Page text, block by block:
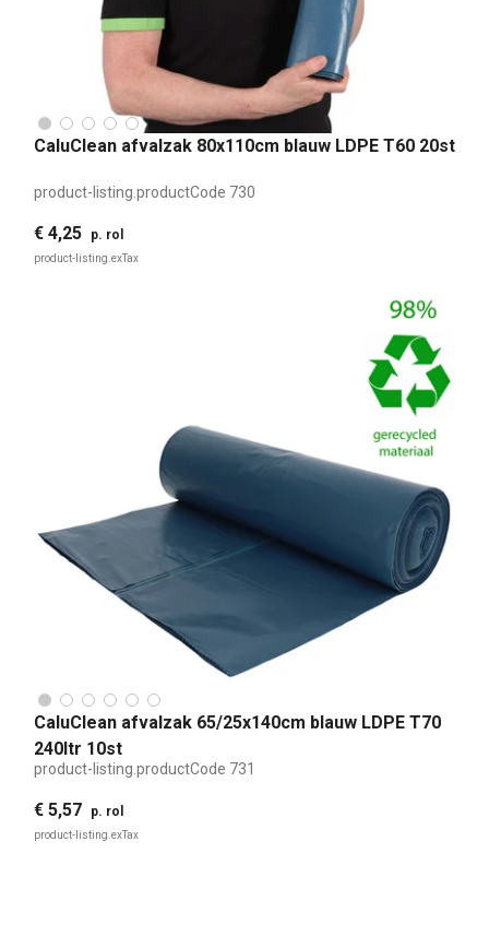
CaluClean afvalzak 80x110cm blauw LDPE T60 20st
product-listing.productCode 730
€ 4,25 p. rol
product-listing.exTax
CaluClean afvalzak 65/25x140cm blauw LDPE T70
240ltr 10st
product-listing.productCode 731
€ 5,57 p. rol
product-listing.exTax